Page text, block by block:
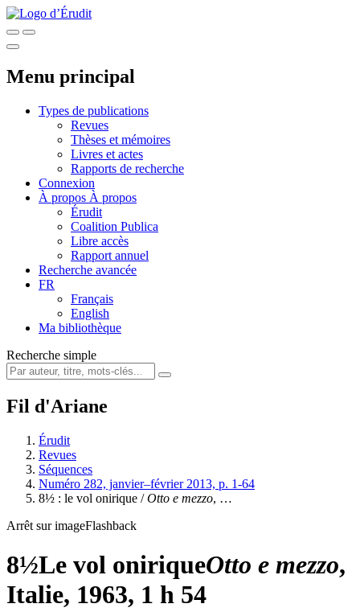
Menu principal
Types de publications
Revues
Thèses et mémoires
Livres et actes
Rapports de recherche
Connexion
À propos À propos
Érudit
Coalition Publica
Libre accès
Rapport annuel
Recherche avancée
FR
Français
English
Ma bibliothèque
Recherche simple
Fil d'Ariane
Érudit
Revues
Séquences
Numéro 282, janvier–février 2013, p. 1-64
8½ : le vol onirique /Otto e mezzo, …
Arrêt sur imageFlashback
8½Le vol oniriqueOtto e mezzo,
Italie, 1963, 1 h 54